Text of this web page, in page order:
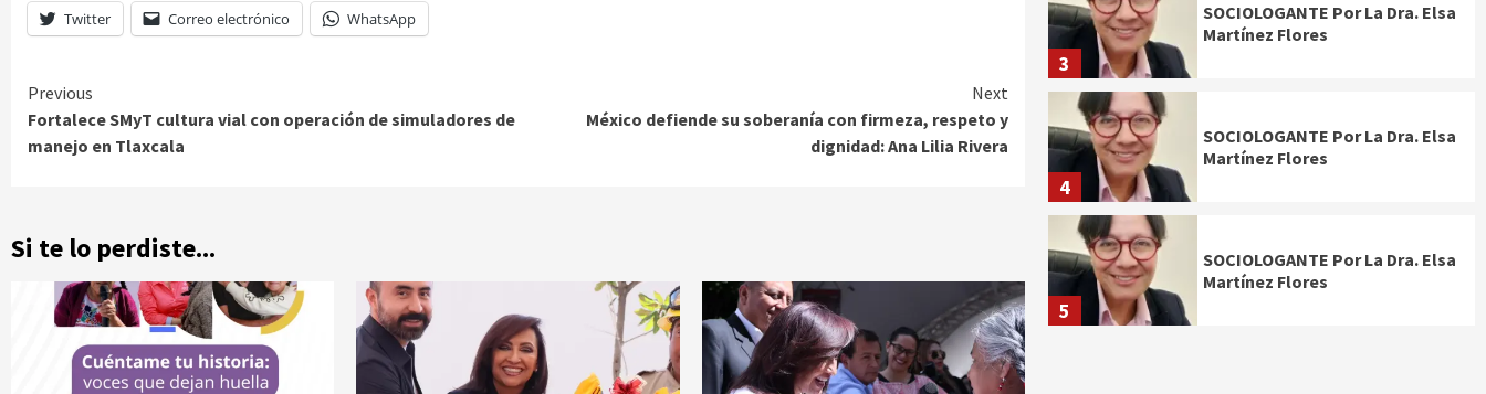
Twitter Correo electrónico WhatsApp
Continue
Reading
Previous
Fortalece SMyT cultura vial con operación de simuladores de
manejo en Tlaxcala
Next
México defiende su soberanía con firmeza, respeto y
dignidad: Ana Lilia Rivera
Si te lo perdiste...
3
SOCIOLOGANTE Por La Dra. Elsa
Martínez Flores
4
SOCIOLOGANTE Por La Dra. Elsa
Martínez Flores
5
SOCIOLOGANTE Por La Dra. Elsa
Martínez Flores